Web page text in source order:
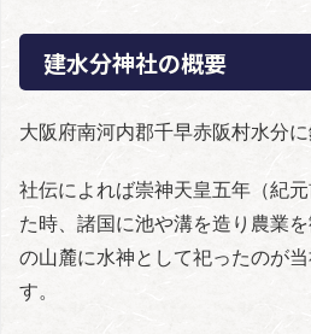
建水分神社の概要
大阪府南河内郡千早赤阪村水分に
社伝によれば崇神天皇五年（紀
た時、諸国に池や溝を造り農業
の山麓に水神として祀ったのが
す。